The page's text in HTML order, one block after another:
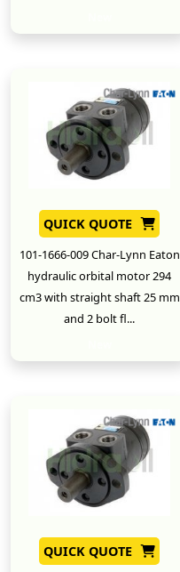
QUICK QUOTE
101-1666-009 Char-Lynn Eaton
hydraulic orbital motor 294
cm3 with straight shaft 25 mm
and 2 bolt fl...
QUICK QUOTE